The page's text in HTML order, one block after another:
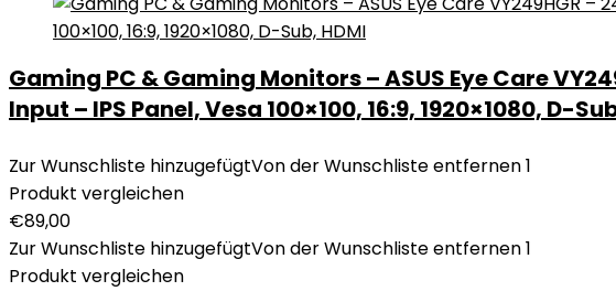
Gaming PC & Gaming Monitors – ASUS Eye Care
Input – IPS Panel, Vesa 100×100, 16:9, 1920×1080, D-
Zur Wunschliste hinzugefügtVon der Wunschliste entfernen1
Produkt vergleichen
€89,00
Zur Wunschliste hinzugefügtVon der Wunschliste entfernen1
Produkt vergleichen